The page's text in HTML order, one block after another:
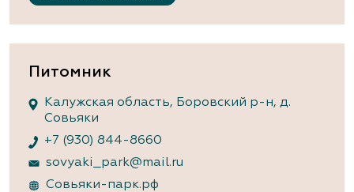
Питомник
Калужская область, Боровский р-н, д.
Совьяки
+7 (930) 844-8660
sovyaki_park@mail.ru
Совьяки-парк.рф